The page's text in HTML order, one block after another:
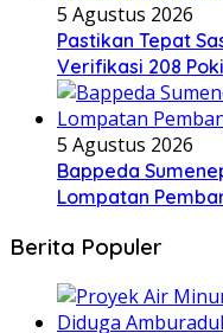
5 Agustus 2026
Pastikan Tepat
Verifikasi 208
5 Agustus 2026
Bappeda
Lompatan
Berita Populer